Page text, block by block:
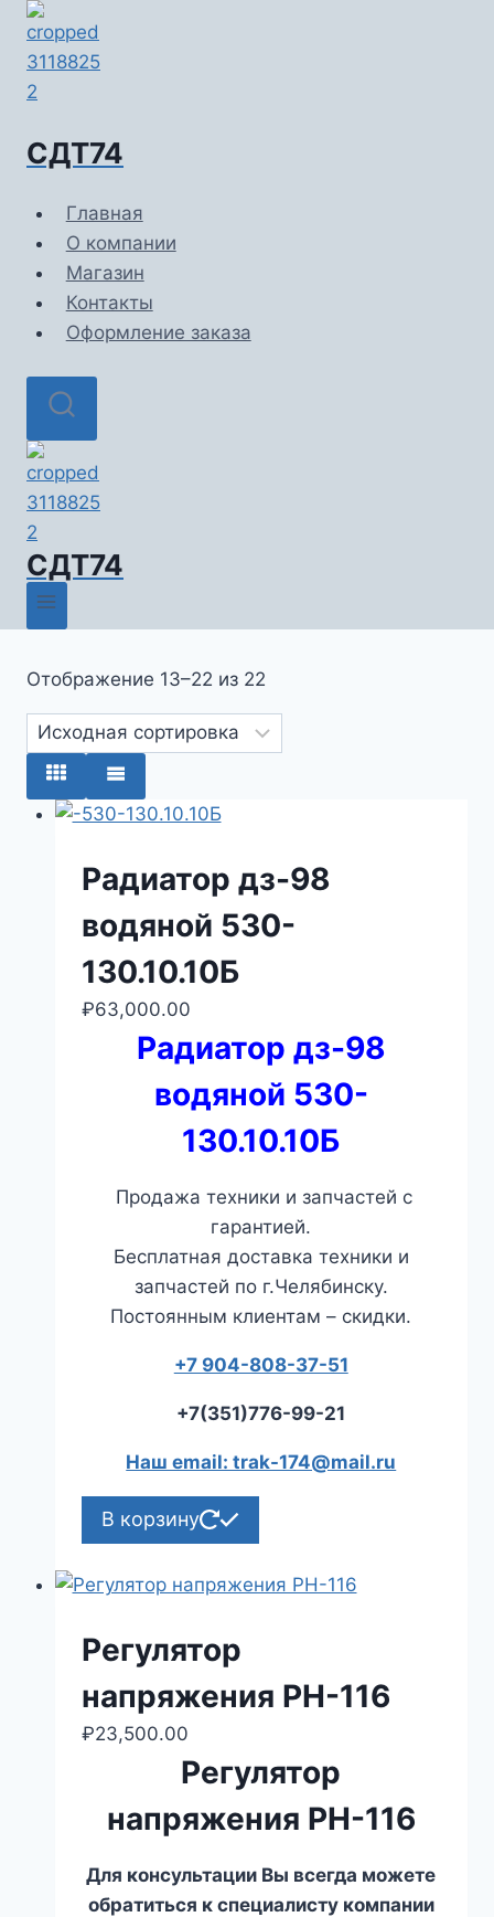
Перейти
содержимому
СДТ74
Главная
О компании
Магазин
Контакты
Оформление заказа
СДТ74
Отображение 13–22 из 22
Радиатор дз-98
водяной 530-
130.10.10Б
₽63,000.00
Радиатор дз-98
водяной 530-
130.10.10Б
Продажа техники и запчастей с
гарантией.
Бесплатная доставка техники и
запчастей по г.Челябинску.
Постоянным клиентам – скидки.
+7 904-808-37-51
+7(351)776-99-21
Наш email: trak-174@mail.ru
В корзину
Регулятор
напряжения РН-116
₽23,500.00
Регулятор
напряжения РН-116
Для консультации Вы всегда можете
обратиться к специалисту компании